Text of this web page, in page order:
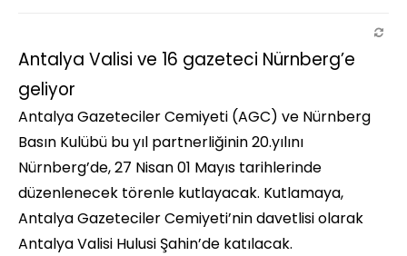
Antalya Valisi ve 16 gazeteci Nürnberg’e
geliyor
Antalya Gazeteciler Cemiyeti (AGC) ve Nürnberg
Basın Kulübü bu yıl partnerliğinin 20.yılını
Nürnberg’de, 27 Nisan 01 Mayıs tarihlerinde
düzenlenecek törenle kutlayacak. Kutlamaya,
Antalya Gazeteciler Cemiyeti’nin davetlisi olarak
Antalya Valisi Hulusi Şahin’de katılacak.